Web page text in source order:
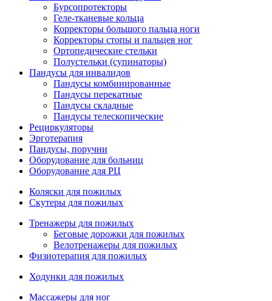
Бурсопротекторы
Геле-тканевые кольца
Корректоры большого пальца ноги
Корректоры стопы и пальцев ног
Ортопедические стельки
Полустельки (супинаторы)
Пандусы для инвалидов
Пандусы комбинированные
Пандусы перекатные
Пандусы складные
Пандусы телескопические
Рециркуляторы
Эрготерапия
Пандусы, поручни
Оборудование для больниц
Оборудование для РЦ
Коляски для пожилых
Скутеры для пожилых
Тренажеры для пожилых
Беговые дорожки для пожилых
Велотренажеры для пожилых
Физиотерапия для пожилых
Ходунки для пожилых
Массажеры для ног